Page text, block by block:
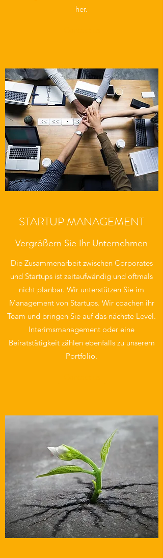
her.
STARTUP MANAGEMENT
Vergrößern Sie Ihr Unternehmen
Die Zusammenarbeit zwischen Corporates
und Startups ist zeitaufwändig und oftmals
nicht planbar. Wir unterstützen Sie im
Management von Startups. Wir coachen ihr
Team und bringen Sie auf das nächste Level.
Interimsmanagement oder eine
Beiratstätigkeit zählen ebenfalls zu unserem
Portfolio.